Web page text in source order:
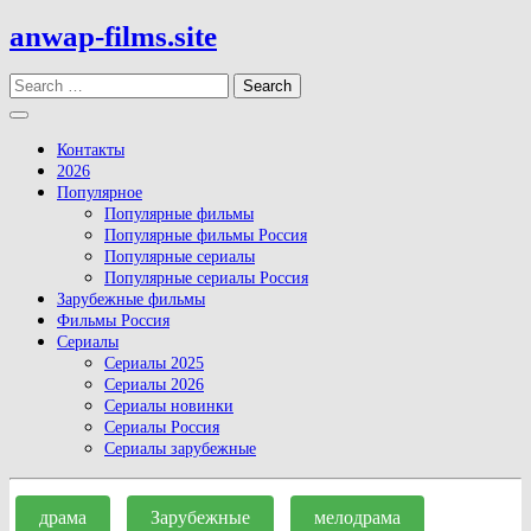
Skip
to
content
anwap-films.site
Search
Open
Button
Контакты
2026
Популярное
Популярные фильмы
Популярные фильмы Россия
Популярные сериалы
Популярные сериалы Россия
Зарубежные фильмы
Фильмы Россия
Сериалы
Сериалы 2025
Сериалы 2026
Сериалы новинки
Сериалы Россия
Сериалы зарубежные
Close
Button
драма Зарубежные мелодрама